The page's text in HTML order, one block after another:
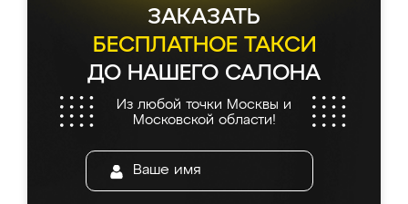
ЗАКАЗАТЬ
БЕСПЛАТНОЕ ТАКСИ
ДО НАШЕГО САЛОНА
Из любой точки Москвы и
Московской области!